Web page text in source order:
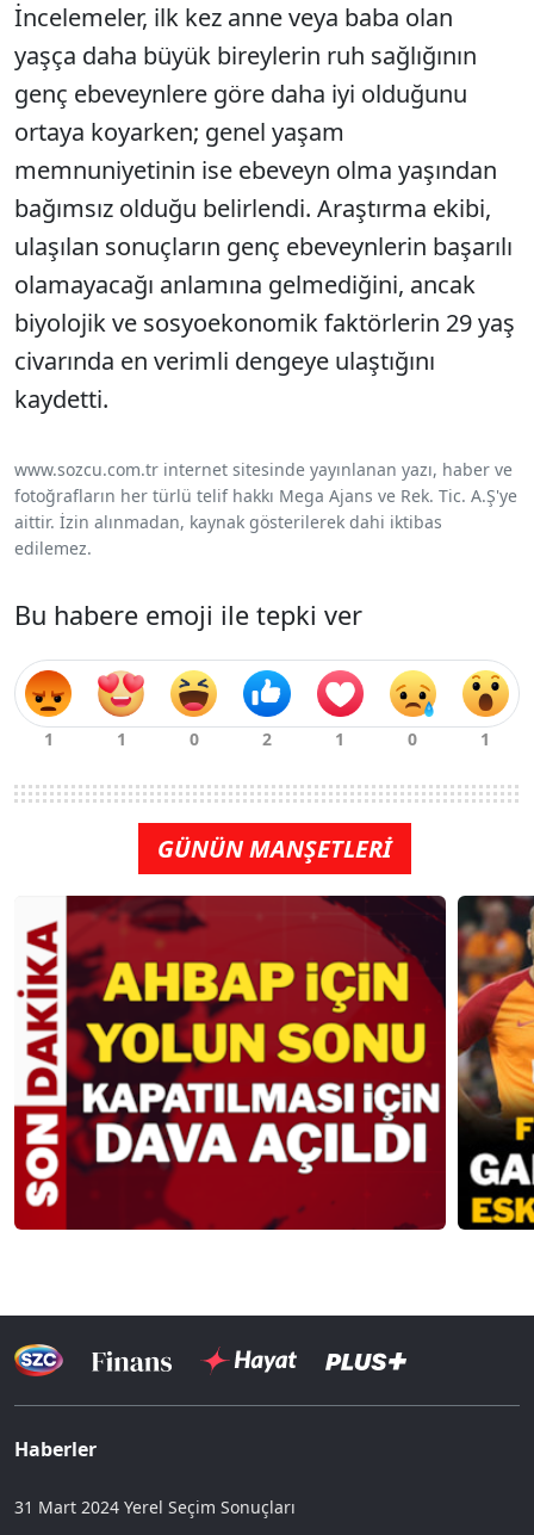
İncelemeler, ilk kez anne veya baba olan
yaşça daha büyük bireylerin ruh sağlığının
genç ebeveynlere göre daha iyi olduğunu
ortaya koyarken; genel yaşam
memnuniyetinin ise ebeveyn olma yaşından
bağımsız olduğu belirlendi. Araştırma ekibi,
ulaşılan sonuçların genç ebeveynlerin başarılı
olamayacağı anlamına gelmediğini, ancak
biyolojik ve sosyoekonomik faktörlerin 29 yaş
civarında en verimli dengeye ulaştığını
kaydetti.
www.sozcu.com.tr internet sitesinde yayınlanan yazı, haber ve
fotoğrafların her türlü telif hakkı Mega Ajans ve Rek. Tic. A.Ş'ye
aittir. İzin alınmadan, kaynak gösterilerek dahi iktibas
edilemez.
Bu habere emoji ile tepki ver
GÜNÜN MANŞETLERİ
Haberler
31 Mart 2024 Yerel Seçim Sonuçları